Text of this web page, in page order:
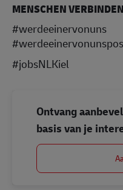
MENSCHEN
#werdeeinervonuns
#jobsNLKiel
Ontvang
basis van je